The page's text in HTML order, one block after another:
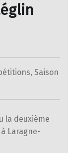
, Saison
la deuxième
Laragne-